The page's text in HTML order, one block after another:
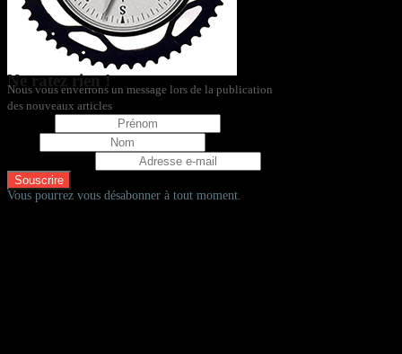
Ne ratez rien !
Nous vous enverrons un message lors de la publication
des nouveaux articles
Vous pourrez vous désabonner à tout moment.